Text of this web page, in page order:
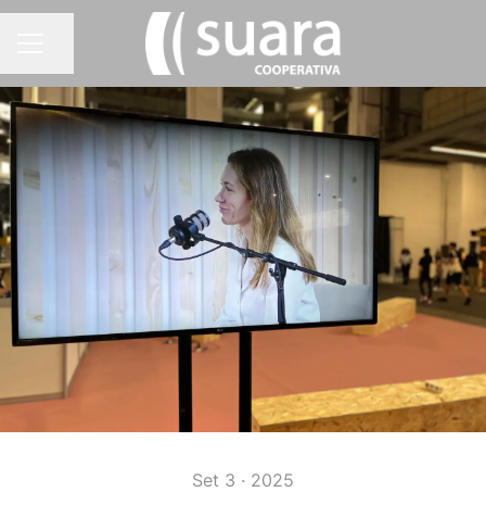
MENÚ BORSA DE TREBALL
Compartir pàgina
Set 3 · 2025